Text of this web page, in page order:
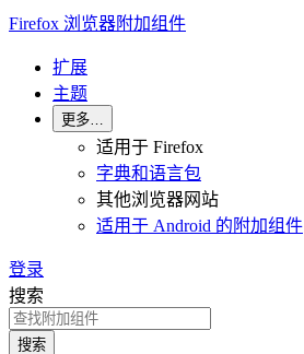
Firefox 浏览器附加组件
扩展
主题
更多…
适用于 Firefox
字典和语言包
其他浏览器网站
适用于 Android 的附加组件
登录
搜索
搜索